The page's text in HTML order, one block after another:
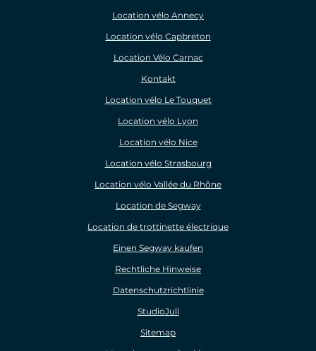
Location vélo Annecy
Location vélo Capbreton
Location Vélo Carnac
Kontakt
Location vélo Le Touquet
Location vélo Lyon
Location vélo Nice
Location vélo Strasbourg
Location vélo Vallée du Rhône
Location de Segway
Location de trottinette électrique
Einen Segway kaufen
Rechtliche Hinweise
Datenschutzrichtlinie
StudioJuli
Sitemap